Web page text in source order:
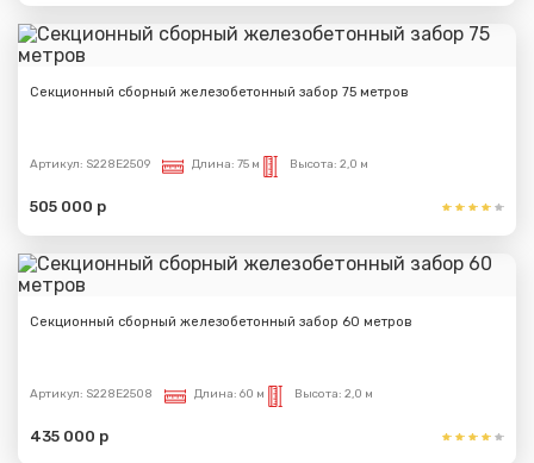
Секционный сборный железобетонный забор 75 метров
Артикул: S228E2509 Длина: 75 м Высота: 2,0 м
505 000 р
Секционный сборный железобетонный забор 60 метров
Артикул: S228E2508 Длина: 60 м Высота: 2,0 м
435 000 р